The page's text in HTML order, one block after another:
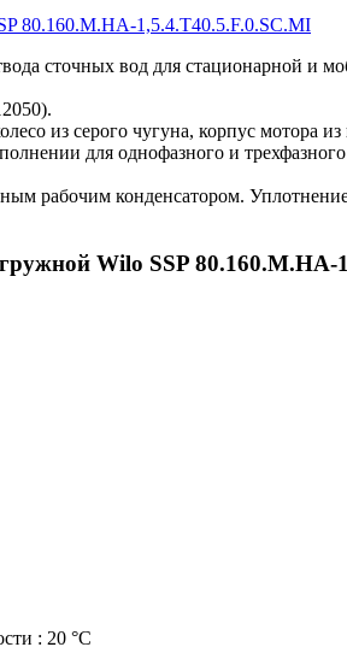
80.160.M.HA-1,5.4.T40.5.F.0.SC.MI
сточных вод для стационарной и
из серого чугуна, корпус мотора
для однофазного и
рабочим конденсатором.
Wilo SSP 80.160.M.HA-
: 20 °C